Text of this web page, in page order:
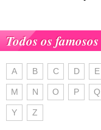
Todos os famosos
A B C D E
M N O P Q
Y Z